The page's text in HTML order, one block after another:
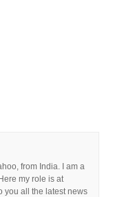
from India. I am a
my role is at
you all the latest news